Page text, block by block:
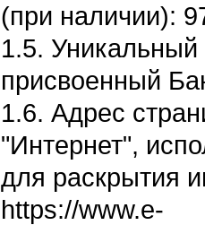
(при наличии):
1.5. Уникальный
присвоенный
1.6. Адрес
"Интернет",
для раскрытия
https://www.e-